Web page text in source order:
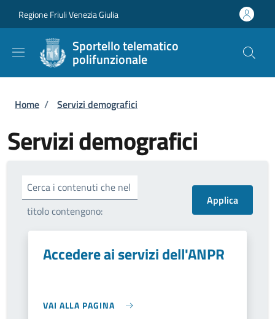
Regione Friuli Venezia Giulia
Sportello telematico
polifunzionale
Briciole di pane
Home / Servizi demografici
Servizi demografici
Cerca i contenuti che nel
titolo contengono:
Accedere ai servizi dell'ANPR
VAI ALLA PAGINA